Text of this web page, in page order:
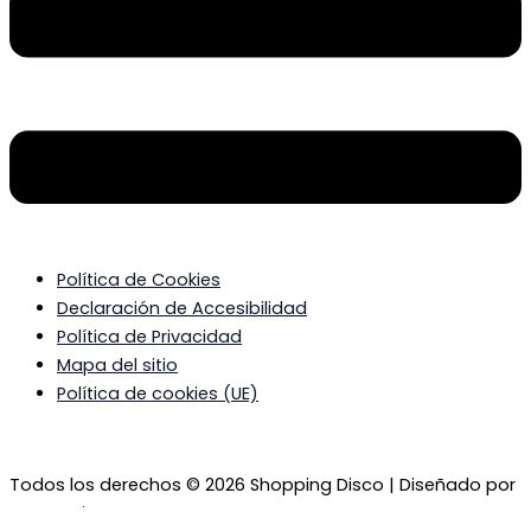
Política de Cookies
Declaración de Accesibilidad
Política de Privacidad
Mapa del sitio
Política de cookies (UE)
Todos los derechos © 2026 Shopping Disco | Diseñado por
BSG Spain